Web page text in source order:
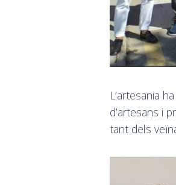
L’artesania
d’artesans i
tant dels